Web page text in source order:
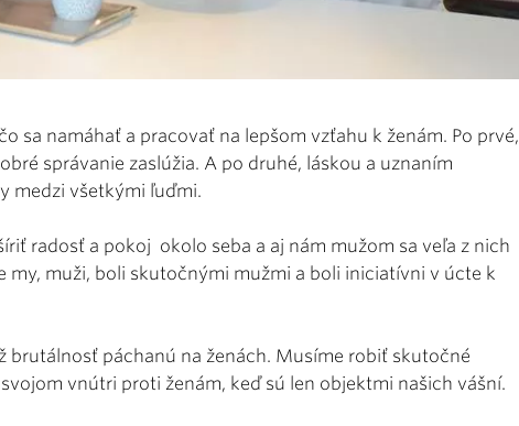
sa namáhať a pracovať na lepšom vzťahu k ženám. Po prvé,
správanie zaslúžia. A po druhé, láskou a uznaním
medzi všetkými ľuďmi.
radosť a pokoj okolo seba a aj nám mužom sa veľa z nich
my, muži, boli skutočnými mužmi a boli iniciatívni v úcte k
brutálnosť páchanú na ženách. Musíme robiť skutočné
vnútri proti ženám, keď sú len objektmi našich vášní.